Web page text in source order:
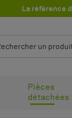
La référence
Pièces
détachées